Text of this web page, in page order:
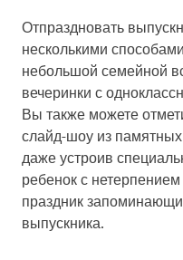
Отпраздновать
несколькими
небольшой семейной
вечеринки с
Вы также можете
слайд-шоу из
даже устроив
ребенок с
праздник
выпускника.